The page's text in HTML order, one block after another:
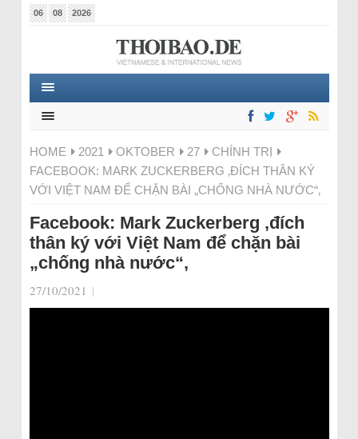
06 08 2026
HOME 2021 OKTOBER 27
CHÍNH TRỊ
FACEBOOK: MARK ZUCKERBERG ‚ĐÍCH THÂN KÝ
VỚI VIỆT NAM ĐỂ CHẶN BÀI „CHỐNG NHÀ NƯỚC“‚
Facebook: Mark Zuckerberg ‚đích
thân ký với Việt Nam để chặn bài
„chống nhà nước“‚
27/10/2021 |